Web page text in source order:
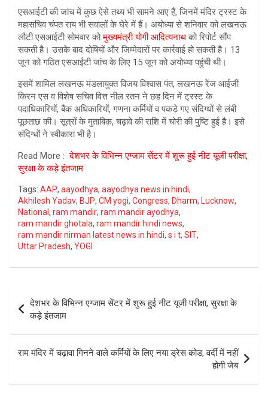
एसआईटी की जांच में कुछ ऐसे तथ्य भी सामने आए हैं, जिनमें मंदिर ट्रस्ट के
महासचिव चंपत राय भी सवालों के घेरे में हैं। अयोध्या से शनिवार को लखनऊ
लौटी एसआईटी सोमवार कोमुख्यमंत्री योगी आदित्यनाथको रिपोर्ट सौंप
सकती है। उसके बाद दोषियों और जिम्मेदारों पर कार्रवाई हो सकती है। 13
जून को गठित एसआईटी जांच के लिए 15 जून को अयोध्या पहुंची थी।
इसमें शामिल लखनऊ मंडलायुक्त विजय विश्वास पंत, लखनऊ रेंज आईजी
किरन एस व विशेष सचिव वित्त नील रतन ने छह दिन में ट्रस्ट के
पदाधिकारियों, बैंक अधिकारियों, गणना कर्मियों व पकड़े गए संदिग्धों से लंबी
पूछताछ की। सूत्रों के मुताबिक, चढ़ावे की राशि में चोरी की पुष्टि हुई है। इसे
संदिग्धों ने स्वीकारा भी है।
Read More :देशभर के विभिन्न एग्जाम सेंटर में शुरू हुई नीट यूजी परीक्षा,
सुरक्षा के कड़े इंतजाम
Tags: AAP, aayodhya, aayodhya news in hindi,
Akhilesh Yadav, BJP, CM yogi, Congress, Dharm, Lucknow,
National , ram mandir, ram mandir ayodhya,
ram mandir ghotala, ram mandir hindi news,
ram mandir nirman latest news in hindi, s i t, SIT,
Uttar Pradesh, YOGI
Post
navigation
देशभर के विभिन्न एग्जाम सेंटर में शुरू हुई नीट यूजी परीक्षा, सुरक्षा के
कड़े इंतजाम
राम मंदिर में चढ़ावा गिनने वाले कर्मियों के लिए नया ड्रेस कोड, वर्दी में नहीं
होगी जेब